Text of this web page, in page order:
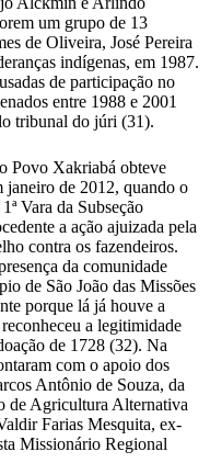
um grupo de 13
de Oliveira, José Pereira
indígenas, em 1987.
de participação no
entre 1988 e 2001
tribunal do júri (31).
Povo Xakriabá obteve
janeiro de 2012, quando o
Vara da Subseção
a ação ajuizada pela
contra os fazendeiros.
da comunidade
de São João das Missões
porque lá já houve a
a legitimidade
de 1728 (32). Na
com o apoio dos
Antônio de Souza, da
de Agricultura Alternativa
Farias Mesquita, ex-
Missionário Regional